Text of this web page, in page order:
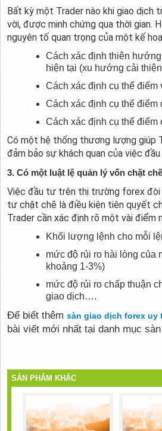
Bất kỳ một Trader nào khi giao dịch
vời, được minh chứng qua thời gian.
nguyên tố quan trọng của một kế
Cách xác định thiên
hiện tại (xu hướng cải
Cách xác định cụ thể điểm
Cách xác định cụ thể điểm
Cách xác định cụ thể điểm
Có một hệ thống thương lượng giúp
đảm bảo sự khách quan của việc đầu
3. Có một luật lệ quản lý vốn chặt chẽ
Việc đầu tư trên thị trường forex đòi
tư chặt chẽ là điều kiện tiên quyết
Trader cần xác định rõ một vài điểm
Khối lượng lệnh cho mỗi
mức độ rủi ro hài lòng của
khoảng 1-3%)
mức độ rủi ro chấp thuận
giao dịch….
Để biết thêm sàn giao dịch forex uy
bài viết mới nhất tại danh mục
SẢN PHẨM KHÁC